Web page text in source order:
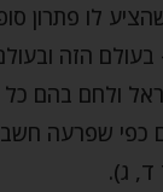
לו פתרון
הזה
ולחם בהם
כפי שפרעה
ד, ג).